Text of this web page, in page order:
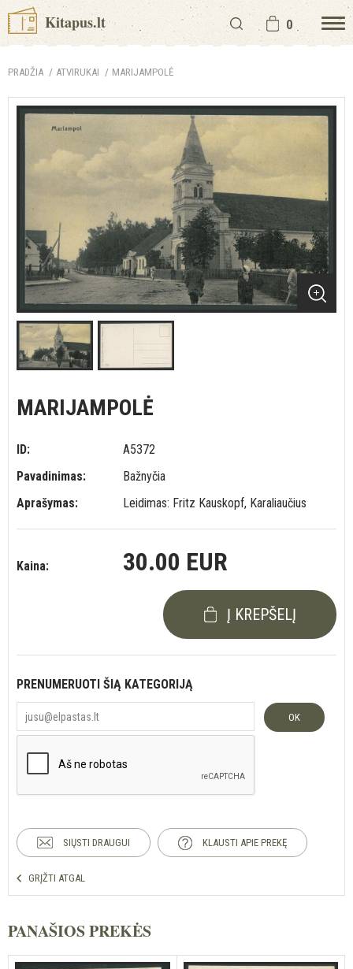
Kitapus.lt 0
PRADŽIA ATVIRUKAI MARIJAMPOLĖ
MARIJAMPOLĖ
ID:
A5372
Pavadinimas:
Bažnyčia
Aprašymas:
Leidimas: Fritz Kauskopf, Karaliaučius
Kaina: 30.00 EUR
Į KREPŠELĮ
PRENUMERUOTI ŠIĄ KATEGORIJĄ
OK
SIŲSTI DRAUGUI KLAUSTI APIE PREKĘ
GRĮŽTI ATGAL
PANAŠIOS PREKĖS